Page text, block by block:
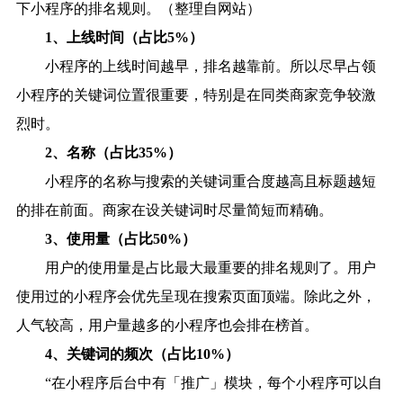
下小程序的排名规则 。（整理自网站）
1、
上线时间
（占比5%）
小程序的上线时间越早，排名越靠前。所以尽早占领
小程序的关键词位置很重要，特别是在同类商家竞争较激
烈时。
2、 名称（占比35%）
小程序的名称与搜索的关键词重合度越高且标题越短
的排在前面。商家在设关键词时尽量简短而精确。
3、 使用量 （占比50%）
用户的使用量是占比最大最重要的排名规则了。用户
使用过的小程序会优先呈现在搜索页面顶端。除此之外，
人气较高，用户量越多的小程序也会排在榜首。
4、 关键词的频次 （占比10%）
“在小程序后台中有「推广」模块，每个小程序可以自